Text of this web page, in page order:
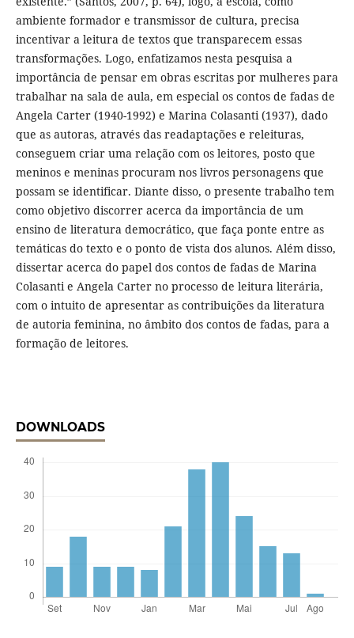
ambiente formador e transmissor de cultura, precisa
incentivar a leitura de textos que transparecem essas
transformações. Logo, enfatizamos nesta pesquisa a
importância de pensar em obras escritas por mulheres para
trabalhar na sala de aula, em especial os contos de fadas de
Angela Carter (1940-1992) e Marina Colasanti (1937), dado
que as autoras, através das readaptações e releituras,
conseguem criar uma relação com os leitores, posto que
meninos e meninas procuram nos livros personagens que
possam se identificar. Diante disso, o presente trabalho tem
como objetivo discorrer acerca da importância de um
ensino de literatura democrático, que faça ponte entre as
temáticas do texto e o ponto de vista dos alunos. Além disso,
dissertar acerca do papel dos contos de fadas de Marina
Colasanti e Angela Carter no processo de leitura literária,
com o intuito de apresentar as contribuições da literatura
de autoria feminina, no âmbito dos contos de fadas, para a
formação de leitores.
DOWNLOADS